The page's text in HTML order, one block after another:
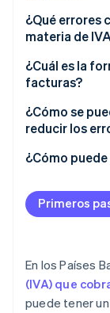
¿Qué errores
materia de
¿Cuál es la
facturas?
¿Cómo se
reducir los
¿Cómo
Primeros
En los Países
(IVA) que
puede tener